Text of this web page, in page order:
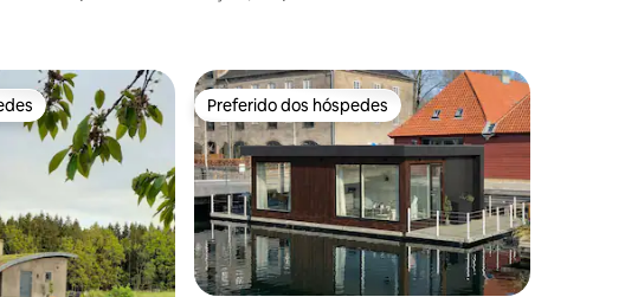
Preferido dos hóspedes
Preferido dos hóspedes